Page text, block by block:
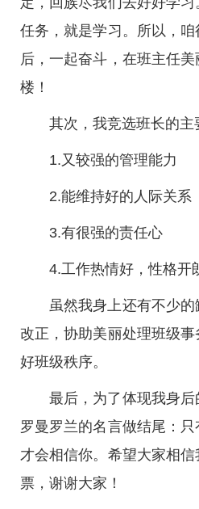
任务，就是学习。所以，
后，一起奋斗，在班主任
楼！
其次，我竞选班长的主
1.又较强的管理能力
2.能维持好的人际关系
3.有很强的责任心
4.工作热情好，性格开
虽然我身上还有不少
改正，协助美丽处理班级
好班级秩序。
最后，为了体现我身
罗曼罗兰的名言做结尾：
才会相信你。希望大家相
票，谢谢大家！